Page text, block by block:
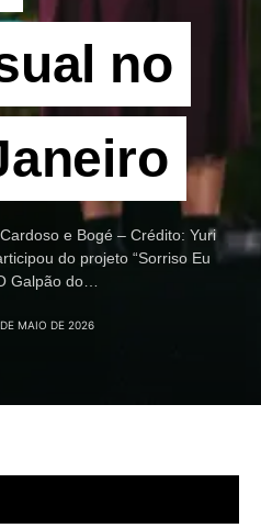
no
e Bogé – Crédito: Yuri
do projeto “Sorriso Eu
Galpão do…
MAIO DE 2026